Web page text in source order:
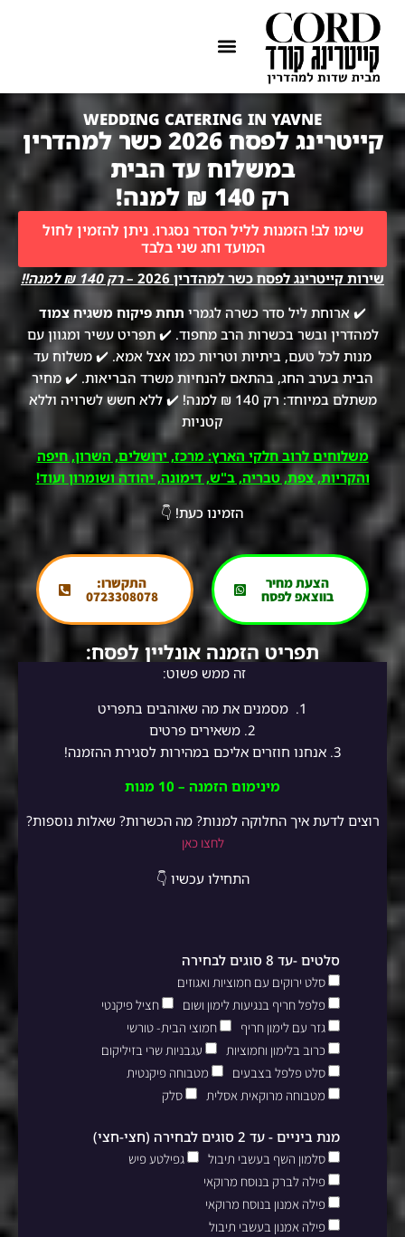
WEDDING CATERING IN YAVNE
קייטרינג לפסח 2026 כשר למהדרין
במשלוח עד הבית
רק 140 ₪ למנה!
שימו לב! הזמנות לליל הסדר נסגרו. ניתן להזמין לחול
המועד וחג שני בלבד
שירות קייטרינג לפסח כשר למהדרין 2026 –
רק 140 ₪ למנה!!
✔️ ארוחת ליל סדר כשרה לגמרי תחת פיקוח משגיח צמוד
למהדרין ובשר בכשרות הרב מחפוד. ✔️ תפריט עשיר ומגוון עם
מנות לכל טעם, ביתיות וטריות כמו אצל אמא. ✔️ משלוח עד
הבית בערב החג, בהתאם להנחיות משרד הבריאות. ✔️ מחיר
משתלם במיוחד: רק 140 ₪ למנה! ✔️ ללא חשש לשרויה וללא
קטניות
משלוחים לרוב חלקי הארץ: מרכז, ירושלים, השרון, חיפה
והקריות, צפת, טבריה, ב"ש, דימונה, יהודה ושומרון ועוד!
הזמינו כעת! 👇
הצעת מחיר
בווצאפ לפסח
התקשרו:
0723308078
תפריט הזמנה אונליין לפסח:
זה ממש פשוט:
1.
מסמנים את מה שאוהבים בתפריט
2. משאירים פרטים
3. אנחנו חוזרים אליכם במהירות לסגירת ההזמנה!
מינימום הזמנה – 10 מנות
רוצים לדעת איך החלוקה למנות? מה הכשרות? שאלות נוספות?
לחצו כאן
התחילו עכשיו 👇
סלטים -עד 8 סוגים לבחירה
סלט ירוקים עם חמוציות ואגוזים
פלפל חריף בנגיעות לימון ושום
חציל פיקנטי
גזר עם לימון חריף
חמוצי הבית- טורשי
כרוב בלימון וחמוציות
עגבניות שרי בזיליקום
סלט פלפל בצבעים
מטבוחה פיקנטית
מטבוחה מרוקאית אסלית
סלק
מנת ביניים - עד 2 סוגים לבחירה (חצי-חצי)
סלמון השף בעשבי תיבול
גפילטע פיש
פילה לברק בנוסח מרוקאי
פילה אמנון בנוסח מרוקאי
פילה אמנון בעשבי תיבול